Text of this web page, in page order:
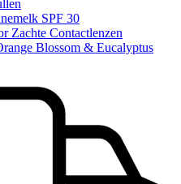
SPF 30
Zachte Contactlenzen
Blossom & Eucalyptus